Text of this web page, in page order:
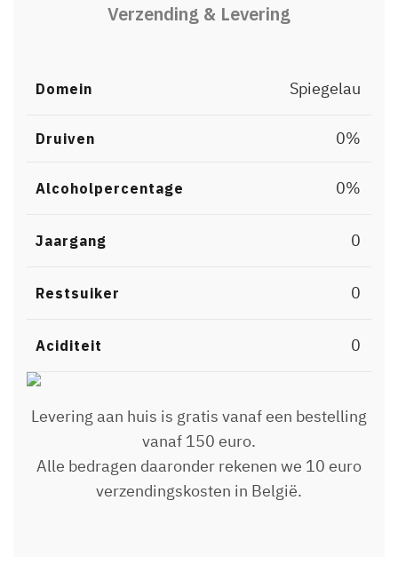
Verzending & Levering
Domein Spiegelau
Druiven 0%
Alcoholpercentage 0%
Jaargang 0
Restsuiker 0
Aciditeit 0
Levering aan huis is gratis vanaf een bestelling
vanaf 150 euro.
Alle bedragen daaronder rekenen we 10 euro
verzendingskosten in België.